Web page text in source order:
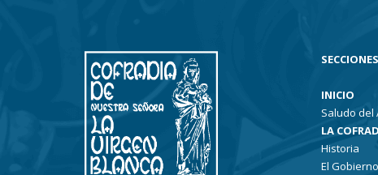
INICIO
Saludo del
LA
Historia
El Gobierno